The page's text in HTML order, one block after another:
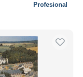
Profesional